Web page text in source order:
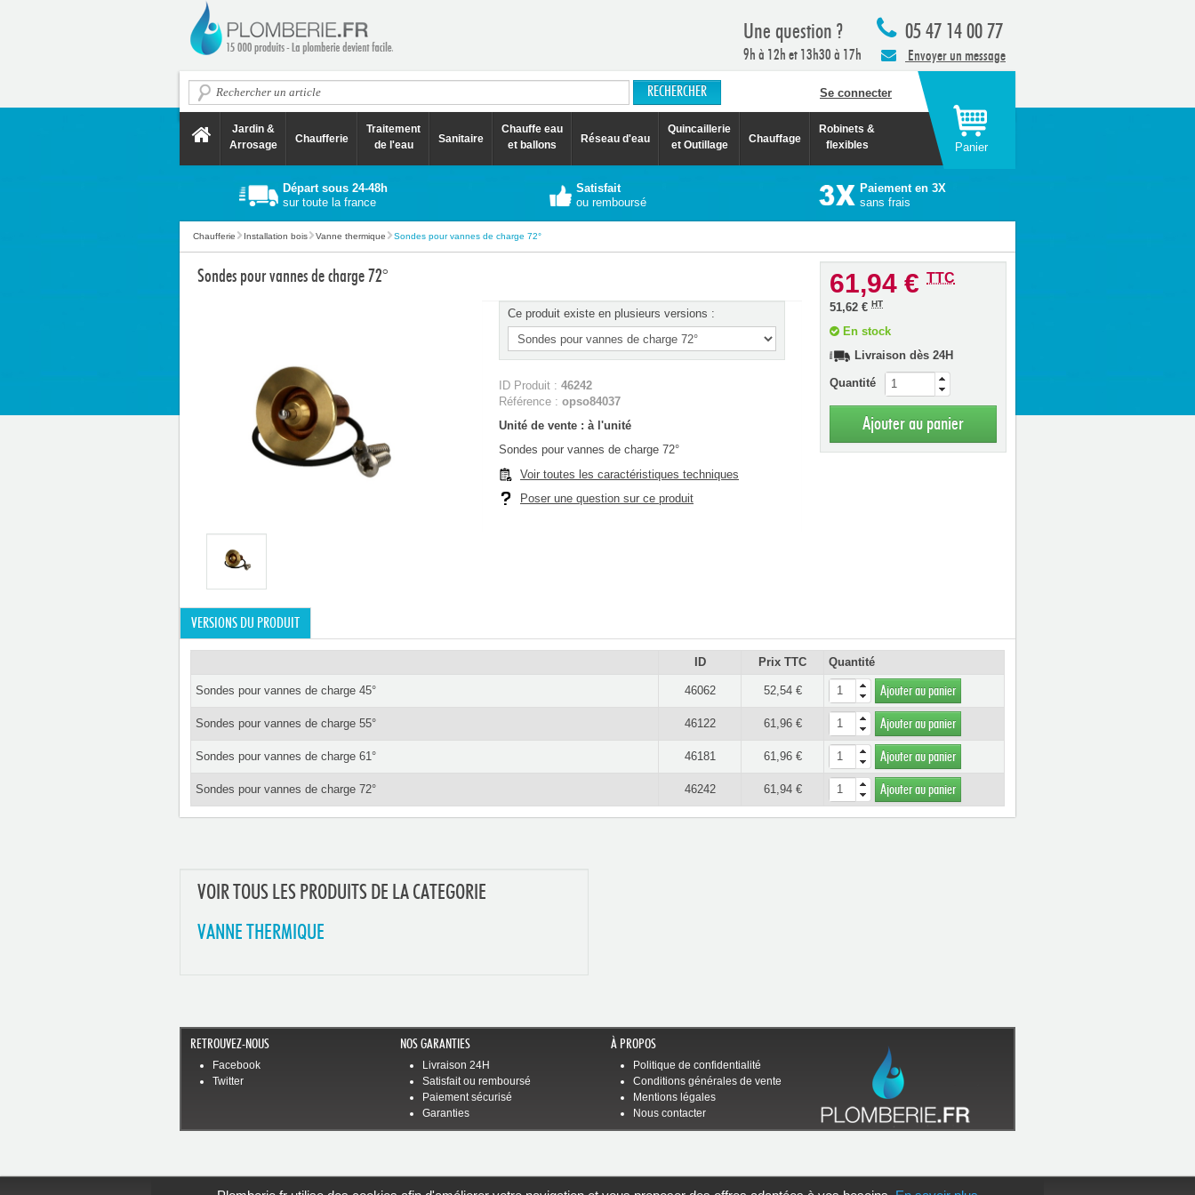
05 47 14 00 77
Envoyer un message
Une question ?
9h à 12h et 13h30 à 17h
Se connecter
Jardin &
Arrosage
Chaufferie
Traitement
de l'eau
Sanitaire
Chauffe eau
et ballons
Réseau d'eau
Quincaillerie
et Outillage
Chauffage
Robinets &
flexibles
Panier
Départ sous 24-48h
sur toute la france
Satisfait
ou remboursé
Paiement en 3X
sans frais
Chaufferie Installation bois Vanne thermique Sondes pour vannes de charge 72°
Sondes pour vannes de charge 72°
Ce produit existe en plusieurs versions :
ID Produit : 46242
Référence : opso84037
Unité de vente : à l'unité
Sondes pour vannes de charge 72°
Voir toutes les caractéristiques techniques
Poser une question sur ce produit
61,94 € TTC
51,62 € HT
En stock
Livraison dès 24H
Quantité
Ajouter au panier
VERSIONS DU PRODUIT
ID Prix TTC Quantité
Sondes pour vannes de charge 45° 46062 52,54 € Ajouter au panier
Sondes pour vannes de charge 55° 46122 61,96 € Ajouter au panier
Sondes pour vannes de charge 61° 46181 61,96 € Ajouter au panier
Sondes pour vannes de charge 72° 46242 61,94 € Ajouter au panier
VOIR TOUS LES PRODUITS DE LA CATEGORIE
VANNE THERMIQUE
RETROUVEZ-NOUS
Facebook
Twitter
NOS GARANTIES
Livraison 24H
Satisfait ou remboursé
Paiement sécurisé
Garanties
À PROPOS
Politique de confidentialité
Conditions générales de vente
Mentions légales
Nous contacter